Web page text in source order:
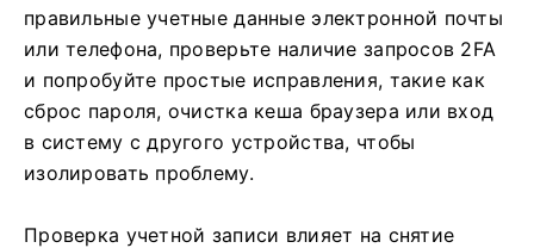
правильные учетные данные электронной почты
или телефона, проверьте наличие запросов 2FA
и попробуйте простые исправления, такие как
сброс пароля, очистка кеша браузера или вход
в систему с другого устройства, чтобы
изолировать проблему.
Проверка учетной записи влияет на снятие